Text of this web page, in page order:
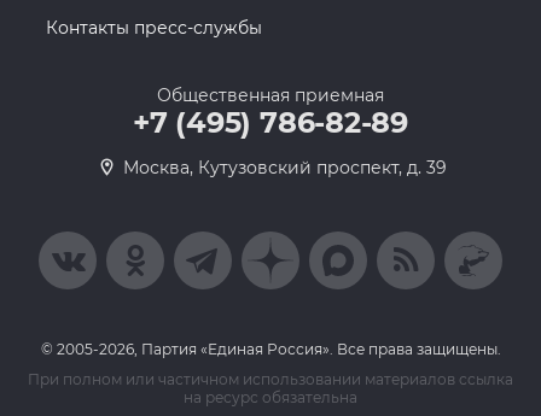
Контакты пресс-службы
Общественная приемная
+7 (495) 786-82-89
Москва, Кутузовский проспект, д. 39
© 2005-2026, Партия «Единая Россия». Все права защищены.
При полном или частичном использовании материалов ссылка
на ресурс обязательна